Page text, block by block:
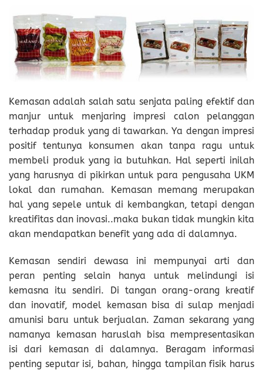
Kemasan adalah salah satu senjata paling efektif dan
manjur untuk menjaring impresi calon pelanggan
terhadap produk yang di tawarkan. Ya dengan impresi
positif tentunya konsumen akan tanpa ragu untuk
membeli produk yang ia butuhkan. Hal seperti inilah
yang harusnya di pikirkan untuk para pengusaha UKM
lokal dan rumahan. Kemasan memang merupakan
hal yang sepele untuk di kembangkan, tetapi dengan
kreatifitas dan inovasi..maka bukan tidak mungkin kita
akan mendapatkan benefit yang ada di dalamnya.
Kemasan sendiri dewasa ini mempunyai arti dan
peran penting selain hanya untuk melindungi isi
kemasna itu sendiri. Di tangan orang-orang kreatif
dan inovatif, model kemasan bisa di sulap menjadi
amunisi baru untuk berjualan. Zaman sekarang yang
namanya kemasan haruslah bisa mempresentasikan
isi dari kemasan di dalamnya. Beragam informasi
penting seputar isi, bahan, hingga tampilan fisik harus